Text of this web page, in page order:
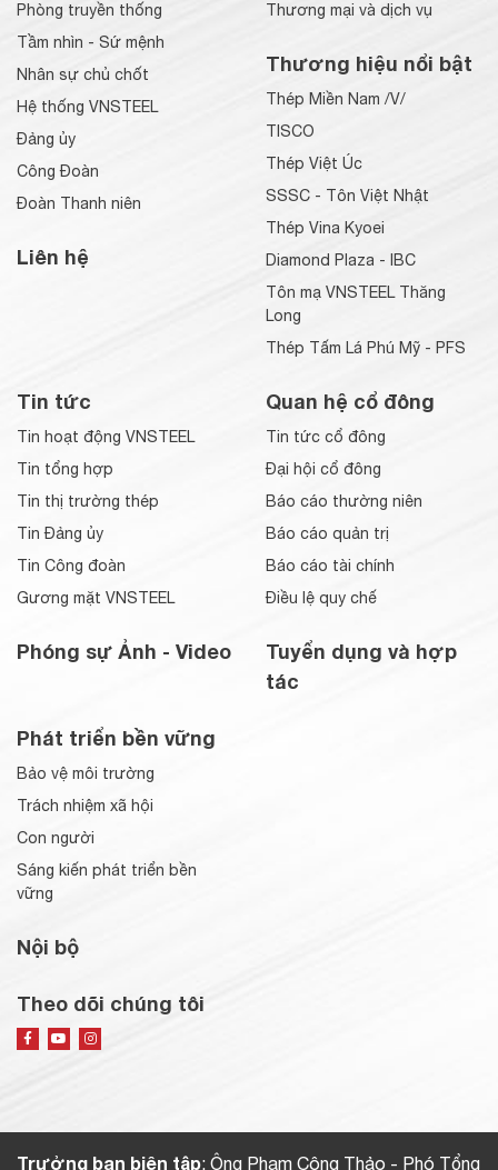
Phòng truyền thống
Tầm nhìn - Sứ mệnh
Nhân sự chủ chốt
Hệ thống VNSTEEL
Đảng ủy
Công Đoàn
Đoàn Thanh niên
Liên hệ
Thương mại và dịch vụ
Thương hiệu nổi bật
Thép Miền Nam /V/
TISCO
Thép Việt Úc
SSSC - Tôn Việt Nhật
Thép Vina Kyoei
Diamond Plaza - IBC
Tôn mạ VNSTEEL Thăng
Long
Thép Tấm Lá Phú Mỹ - PFS
Tin tức
Tin hoạt động VNSTEEL
Tin tổng hợp
Tin thị trường thép
Tin Đảng ủy
Tin Công đoàn
Gương mặt VNSTEEL
Phóng sự Ảnh - Video
Quan hệ cổ đông
Tin tức cổ đông
Đại hội cổ đông
Báo cáo thường niên
Báo cáo quản trị
Báo cáo tài chính
Điều lệ quy chế
Tuyển dụng và hợp
tác
Phát triển bền vững
Bảo vệ môi trường
Trách nhiệm xã hội
Con người
Sáng kiến phát triển bền
vững
Nội bộ
Theo dõi chúng tôi
Trưởng ban biên tập: Ông Phạm Công Thảo - Phó Tổng